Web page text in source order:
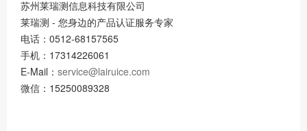
苏州莱瑞测信息科技有限公司
莱瑞测 - 您身边的产品认证服务专家
电话：0512-68157565
手机：17314226061
E-Mail： service@lairuice.com
微信：15250089328